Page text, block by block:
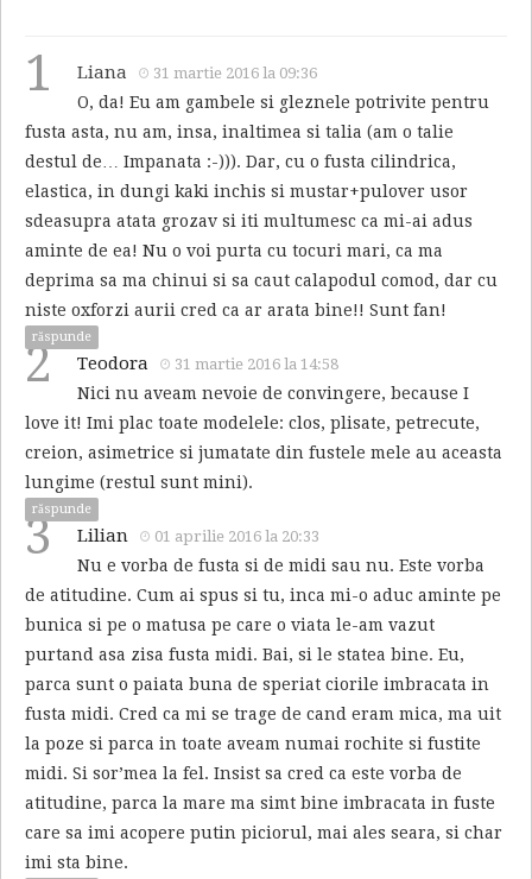
1 Liana 31 martie 2016 la 09:36
O, da! Eu am gambele si gleznele potrivite pentru
fusta asta, nu am, insa, inaltimea si talia (am o talie
destul de… Impanata :-))). Dar, cu o fusta cilindrica,
elastica, in dungi kaki inchis si mustar+pulover usor
sdeasupra atata grozav si iti multumesc ca mi-ai adus
aminte de ea! Nu o voi purta cu tocuri mari, ca ma
deprima sa ma chinui si sa caut calapodul comod, dar cu
niste oxforzi aurii cred ca ar arata bine!! Sunt fan!
răspunde
2 Teodora 31 martie 2016 la 14:58
Nici nu aveam nevoie de convingere, because I
love it! Imi plac toate modelele: clos, plisate, petrecute,
creion, asimetrice si jumatate din fustele mele au aceasta
lungime (restul sunt mini).
răspunde
3 Lilian 01 aprilie 2016 la 20:33
Nu e vorba de fusta si de midi sau nu. Este vorba
de atitudine. Cum ai spus si tu, inca mi-o aduc aminte pe
bunica si pe o matusa pe care o viata le-am vazut
purtand asa zisa fusta midi. Bai, si le statea bine. Eu,
parca sunt o paiata buna de speriat ciorile imbracata in
fusta midi. Cred ca mi se trage de cand eram mica, ma uit
la poze si parca in toate aveam numai rochite si fustite
midi. Si sor’mea la fel. Insist sa cred ca este vorba de
atitudine, parca la mare ma simt bine imbracata in fuste
care sa imi acopere putin piciorul, mai ales seara, si char
imi sta bine.